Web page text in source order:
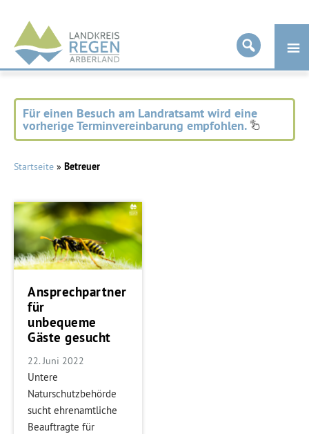
Landkreis
Regen
Für einen Besuch am Landratsamt wird eine
vorherige Terminvereinbarung empfohlen.
Startseite » Betreuer
Ansprechpartner
für
unbequeme
Gäste gesucht
22. Juni 2022
Untere
Naturschutzbehörde
sucht ehrenamtliche
Beauftragte für